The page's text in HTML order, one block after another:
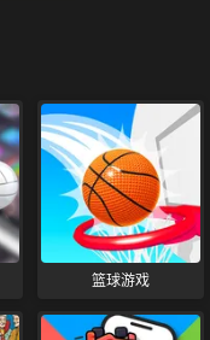
篮球游戏